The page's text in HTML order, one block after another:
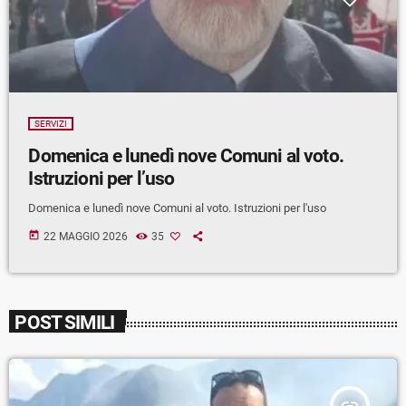
SERVIZI
Domenica e lunedì nove Comuni al voto.
Istruzioni per l’uso
Domenica e lunedì nove Comuni al voto. Istruzioni per l'uso
today 22 MAGGIO 2026 35
POST SIMILI